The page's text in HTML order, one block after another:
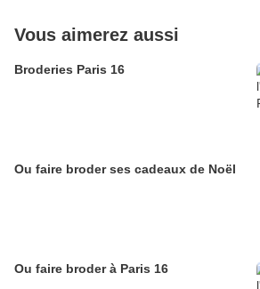
Vous aimerez aussi
Broderies Paris 16
Ou faire broder ses cadeaux de Noël
Ou faire broder à Paris 16